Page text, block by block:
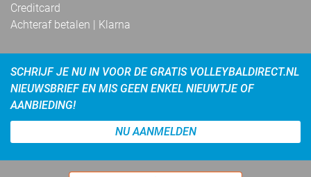
Creditcard
Achteraf betalen | Klarna
SCHRIJF JE NU IN VOOR DE GRATIS VOLLEYBALDIRECT.NL
NIEUWSBRIEF EN MIS GEEN ENKEL NIEUWTJE OF
AANBIEDING!
NU AANMELDEN